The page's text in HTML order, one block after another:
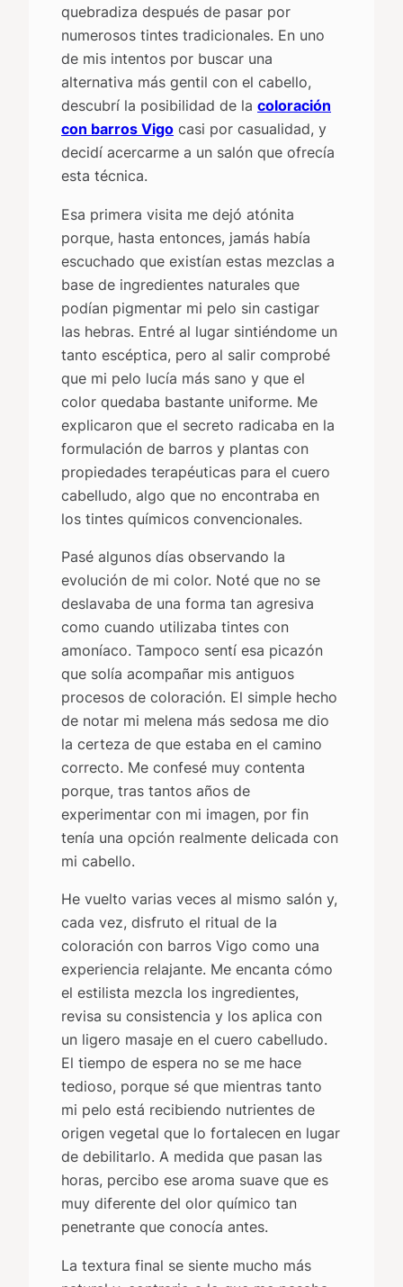
quebradiza después de pasar por
numerosos tintes tradicionales. En uno
de mis intentos por buscar una
alternativa más gentil con el cabello,
descubrí la posibilidad de lacoloración
con barros Vigo casi por casualidad, y
decidí acercarme a un salón que ofrecía
esta técnica.
Esa primera visita me dejó atónita
porque, hasta entonces, jamás había
escuchado que existían estas mezclas a
base de ingredientes naturales que
podían pigmentar mi pelo sin castigar
las hebras. Entré al lugar sintiéndome un
tanto escéptica, pero al salir comprobé
que mi pelo lucía más sano y que el
color quedaba bastante uniforme. Me
explicaron que el secreto radicaba en la
formulación de barros y plantas con
propiedades terapéuticas para el cuero
cabelludo, algo que no encontraba en
los tintes químicos convencionales.
Pasé algunos días observando la
evolución de mi color. Noté que no se
deslavaba de una forma tan agresiva
como cuando utilizaba tintes con
amoníaco. Tampoco sentí esa picazón
que solía acompañar mis antiguos
procesos de coloración. El simple hecho
de notar mi melena más sedosa me dio
la certeza de que estaba en el camino
correcto. Me confesé muy contenta
porque, tras tantos años de
experimentar con mi imagen, por fin
tenía una opción realmente delicada con
mi cabello.
He vuelto varias veces al mismo salón y,
cada vez, disfruto el ritual de la
coloración con barros Vigo como una
experiencia relajante. Me encanta cómo
el estilista mezcla los ingredientes,
revisa su consistencia y los aplica con
un ligero masaje en el cuero cabelludo.
El tiempo de espera no se me hace
tedioso, porque sé que mientras tanto
mi pelo está recibiendo nutrientes de
origen vegetal que lo fortalecen en lugar
de debilitarlo. A medida que pasan las
horas, percibo ese aroma suave que es
muy diferente del olor químico tan
penetrante que conocía antes.
La textura final se siente mucho más